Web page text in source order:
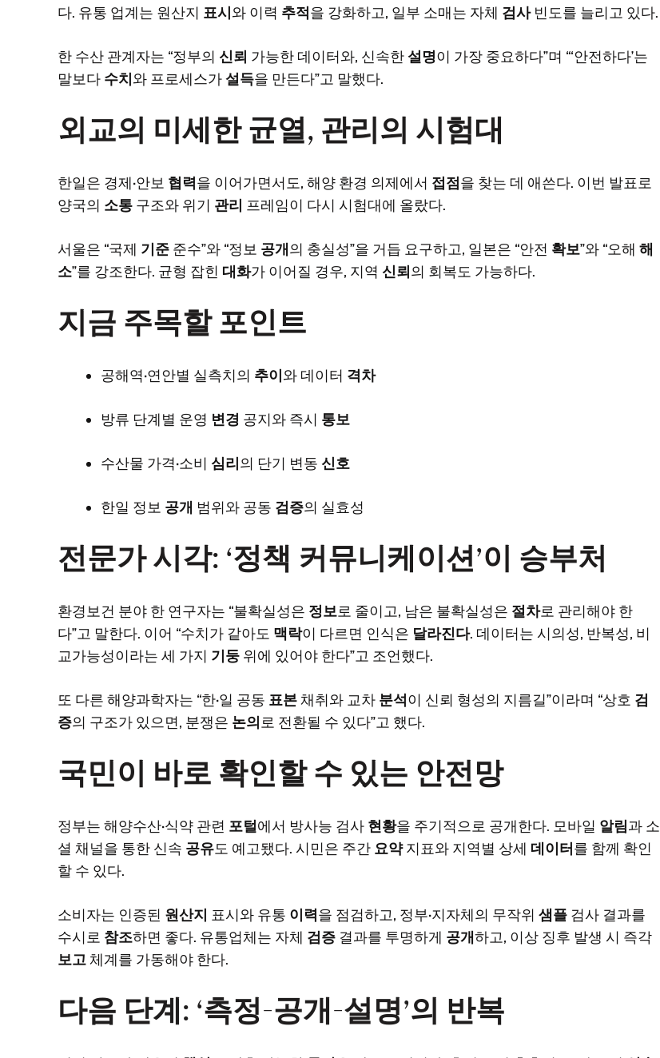
다. 유통 업계는 원산지 표시와 이력 추적을 강화하고, 일부 소매는 자체 검사빈도를 늘리고 있다.
한 수산 관계자는 “정부의 신뢰 가능한 데이터와, 신속한설명이 가장 중요하다”며 “‘안전하다’는
말보다 수치와 프로세스가설득을 만든다”고 말했다.
외교의 미세한 균열, 관리의 시험대
한일은 경제·안보 협력을 이어가면서도, 해양 환경 의제에서 접점을 찾는 데 애쓴다. 이번 발표로
양국의 소통 구조와 위기 관리 프레임이 다시 시험대에 올랐다.
서울은 “국제 기준 준수”와 “정보 공개의 충실성”을 거듭 요구하고, 일본은 “안전 확보”와 “오해 해
소”를 강조한다. 균형 잡힌 대화가 이어질 경우, 지역 신뢰의 회복도 가능하다.
지금 주목할 포인트
공해역·연안별 실측치의 추이와 데이터 격차
방류 단계별 운영 변경 공지와 즉시 통보
수산물 가격·소비 심리의 단기 변동 신호
한일 정보 공개 범위와 공동 검증의 실효성
전문가 시각: ‘정책 커뮤니케이션’이 승부처
환경보건 분야 한 연구자는 “불확실성은 정보로 줄이고, 남은 불확실성은 절차로 관리해야 한
다”고 말한다. 이어 “수치가 같아도 맥락이 다르면 인식은 달라진다. 데이터는 시의성, 반복성, 비
교가능성이라는 세 가지 기둥 위에 있어야 한다”고 조언했다.
또 다른 해양과학자는 “한·일 공동 표본채취와 교차 분석이 신뢰 형성의 지름길”이라며 “상호 검
증의 구조가 있으면, 분쟁은 논의로 전환될 수 있다”고 했다.
국민이 바로 확인할 수 있는 안전망
정부는 해양수산·식약 관련 포털에서 방사능 검사 현황을 주기적으로 공개한다. 모바일 알림과 소
셜 채널을 통한 신속 공유도 예고됐다. 시민은 주간 요약지표와 지역별 상세 데이터를 함께 확인
할 수 있다.
소비자는 인증된 원산지 표시와 유통 이력을 점검하고, 정부·지자체의 무작위 샘플 검사 결과를
수시로 참조하면 좋다. 유통업체는 자체 검증 결과를 투명하게 공개하고, 이상 징후 발생 시 즉각
보고체계를 가동해야 한다.
다음 단계: ‘측정-공개-설명’의 반복